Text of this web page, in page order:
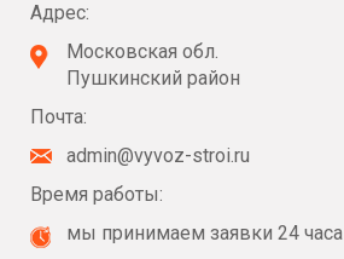
Адрес:
Московская обл.
Пушкинский район
Почта:
admin@vyvoz-stroi.ru
Время работы:
мы принимаем заявки 24 часа